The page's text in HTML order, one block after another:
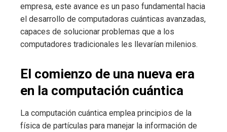
empresa, este avance es un paso fundamental hacia
el desarrollo de computadoras cuánticas avanzadas,
capaces de solucionar problemas que a los
computadores tradicionales les llevarían milenios.
El comienzo de una nueva era
en la computación cuántica
La computación cuántica emplea principios de la
física de partículas para manejar la información de